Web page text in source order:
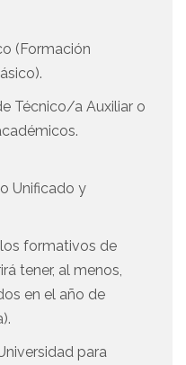
(Formación
Técnico/a Auxiliar o
Unificado y
formativos de
tener, al menos,
en el año de
para